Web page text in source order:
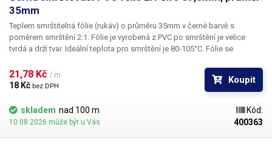
35mm
Teplem smrštitelná fólie (rukáv) o průměru 35mm v černé barvě s
poměrem smrštění 2:1. Fólie je vyrobená z PVC po smrštění je velice
tvrdá a drží tvar. Ideální teplota pro smrštění je 80-105°C. Fólie se
průměr. Tím jsou předměty uvnitř folie účinně elektricky izolovány od
okolí a ochráněny před mechanickým poškozením. Smršťovací PVC
rukáv je hojně využíván při výrobě akumulátorových bloků do ručního
nářadí, RC modelů a nouzových svítidel, jako návlečka na hrdle např.
vinných lahví k ochraně korkové zátky nebo jako izolace pro nejrůznější
elektronické komponenty: zdroje, PWM regulátory apod.
je za 1m.Pro snadné a rychlé smrštění fólie doporučujeme
21,78 Kč / m
18 Kč bez DPH
Koupit
skladem nad 100 m
10.08.2026 může být u Vás
Kód:
400363